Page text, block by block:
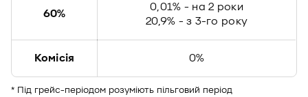
60%
0,01% - на 2 роки
20,9% - з 3-го року
Комісія 0%
* Під грейс-періодом розуміють пільговий період